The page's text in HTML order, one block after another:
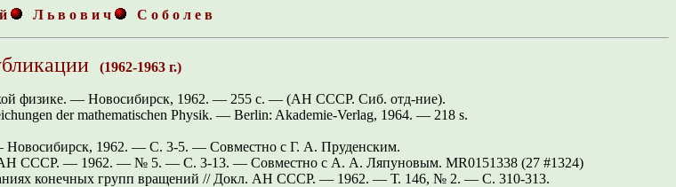
Л ь в о в и ч С о б о л е в
(1962-1963 г.)
физике. — Новосибирск, 1962. — 255 с. — (АН СССР. Сиб. отд-ние).
der mathematischen Physik. — Berlin: Akademie-Verlag, 1964. — 218 s.
Новосибирск, 1962. — С. 3-5. — Совместно с Г. А. Пруденским.
АН СССР. — 1962. — № 5. — С. 3-13. — Совместно с А. А. Ляпуновым. MR0151338 (27 #1324)
конечных групп вращений // Докл. АН СССР. — 1962. — Т. 146, № 2. — С. 310-313.